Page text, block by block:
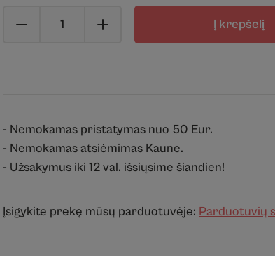
Į krepšelį
- Nemokamas pristatymas nuo 50 Eur.
- Nemokamas atsiėmimas Kaune.
- Užsakymus iki 12 val. išsiųsime šiandien!
Įsigykite prekę mūsų parduotuvėje: Parduotuvių